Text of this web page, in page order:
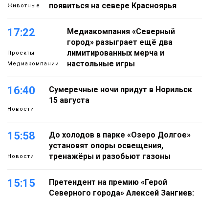
Животные
появиться на севере Красноярья
17:22
Проекты
Медиакомпании
Медиакомпания «Северный
город» разыграет ещё два
лимитированных мерча и
настольные игры
16:40
Новости
Сумеречные ночи придут в Норильск
15 августа
15:58
Новости
До холодов в парке «Озеро Долгое»
установят опоры освещения,
тренажёры и разобьют газоны
15:15
Претендент на премию «Герой
Северного города» Алексей Зангиев: